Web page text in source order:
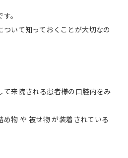
。
ついて知っておくことが大切なの
て来院される患者様の口腔内をみ
物 や 被せ物 が装着されている